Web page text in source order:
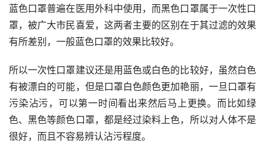
蓝色口罩普遍在医用外科中使用，而黑色口罩属于一次性口
罩，被广大市民喜爱，这两者主要的区别在于其过滤的效果
有所差别，一般蓝色口罩的效果比较好。
所以一次性口罩建议还是用蓝色或白色的比较好，虽然白色
有被漂白的可能，但是口罩白色颜色更加艳丽，一旦口罩有
污染沾污，可以第一时间看出来然后马上更换。而比如绿
色、黑色等颜色口罩，都是经过染料上色，所以对人体不是
很好，而且不容易辨认沾污程度。